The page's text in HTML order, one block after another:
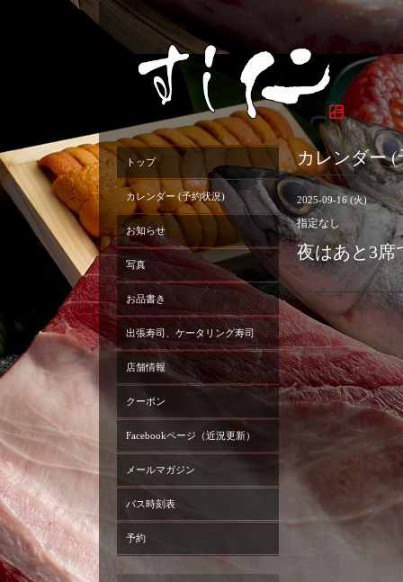
カレンダー
2025-09-16 (火)
指定なし
夜はあと3席
トップ
カレンダー (予約状況)
お知らせ
写真
お品書き
出張寿司、ケータリング寿司
店舗情報
クーポン
Facebookページ（近況更新）
メールマガジン
バス時刻表
予約